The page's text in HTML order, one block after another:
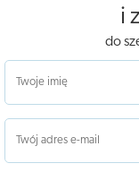
i
do